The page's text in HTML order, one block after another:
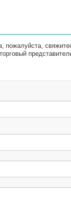
пожалуйста,